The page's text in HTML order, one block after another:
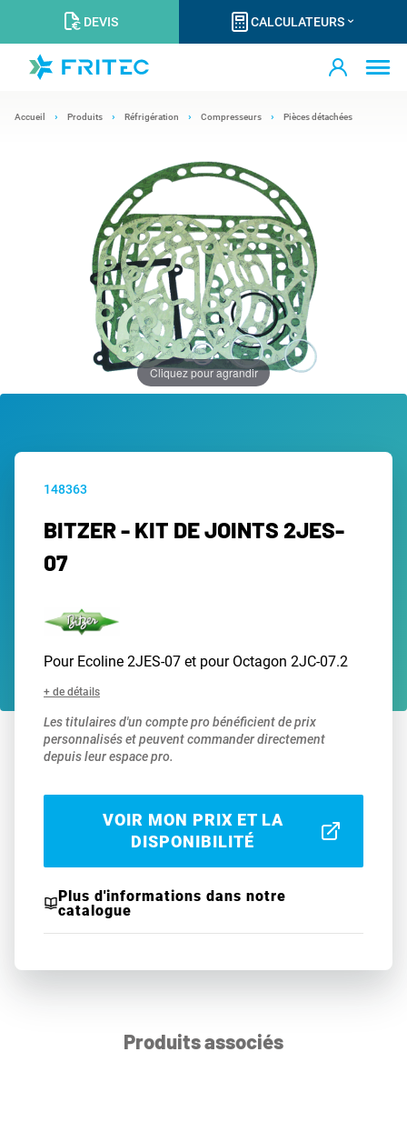
DEVIS CALCULATEURS
Accueil Produits Réfrigération Compresseurs Pièces détachées
Cliquez pour agrandir
148363
BITZER - KIT DE JOINTS 2JES-
07
Pour Ecoline 2JES-07 et pour Octagon 2JC-07.2
+ de détails
Les titulaires d'un compte pro bénéficient de prix
personnalisés et peuvent commander directement
depuis leur espace pro.
VOIR MON PRIX ET LA
DISPONIBILITÉ
Plus d'informations dans notre
catalogue
Produits associés